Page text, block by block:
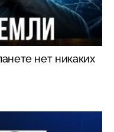
нет никаких